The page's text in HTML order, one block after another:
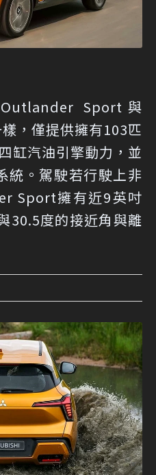
Sport與
，僅提供擁有103匹
缸汽油引擎動力，並
統。駕駛若行駛上非
Sport擁有近9英吋
30.5度的接近角與離